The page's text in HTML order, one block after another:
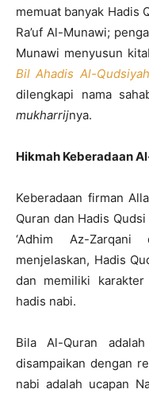
memuat banyak Hadis
Ra’uf Al-Munawi;
Munawi menyusun
Bil Ahadis Al-Qudsiyah
dilengkapi nama
mukharrijnya.
Hikmah Keberadaan
Keberadaan firman
Quran dan Hadis
‘Adhim Az-
menjelaskan, Hadis
dan memiliki
hadis nabi.
Bila Al-Quran
disampaikan dengan
nabi adalah ucapan